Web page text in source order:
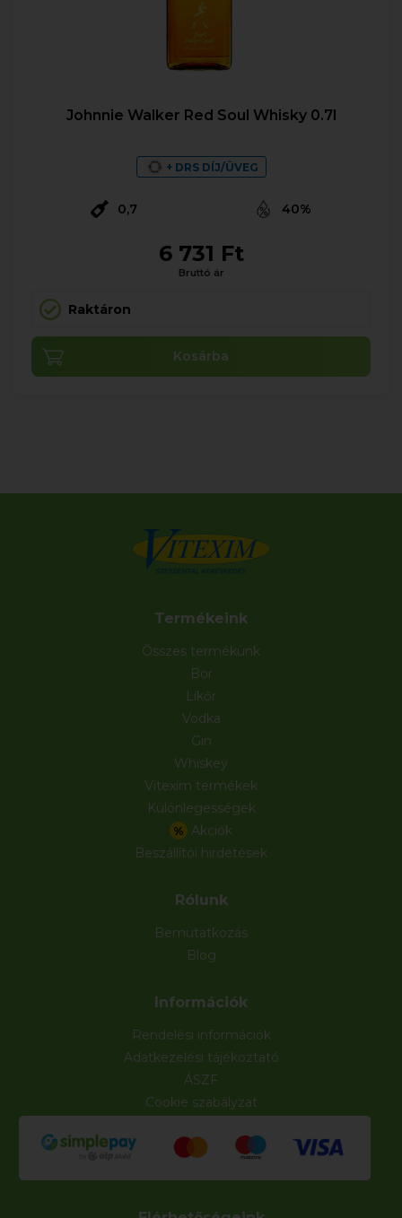
Johnnie Walker Red Soul Whisky 0.7l
+ DRS DÍJ/ÜVEG
0,7 40%
6 731 Ft
Bruttó ár
Raktáron
Kosárba
Termékeink
Összes termékünk
Bor
Likőr
Vodka
Gin
Whiskey
Vitexim termékek
Különlegességek
% Akciók
Beszállítói hirdetések
Rólunk
Bemutatkozás
Blog
Információk
Rendelési információk
Adatkezelési tájékoztató
ÁSZF
Cookie szabályzat